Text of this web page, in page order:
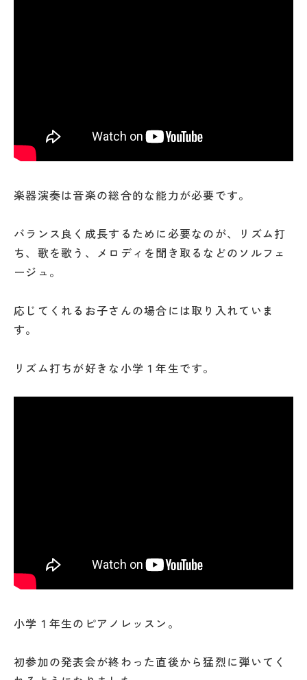
楽器演奏は音楽の総合的な能力が必要です。
バランス良く成長するために必要なのが、リズム打
ち、歌を歌う、メロディを聞き取るなどのソルフェ
ージュ。
応じてくれるお子さんの場合には取り入れていま
す。
リズム打ちが好きな小学１年生です。
小学１年生のピアノレッスン。
初参加の発表会が終わった直後から猛烈に弾いてく